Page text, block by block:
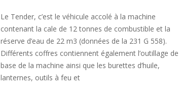
Le Tender, c’est le véhicule accolé à la machine
contenant la cale de 12 tonnes de combustible et la
réserve d’eau de 22 m3 (données de la 231 G 558).
Différents coffres contiennent également l’outillage de
base de la machine ainsi que les burettes d’huile,
lanternes, outils à feu et